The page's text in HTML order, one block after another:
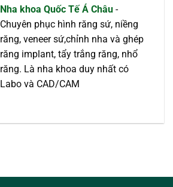
Nha khoa Quốc Tế Á Châu -
Chuyên phục hình răng sứ, niềng
răng, veneer sứ,chỉnh nha và ghép
răng implant, tẩy trắng răng, nhổ
răng. Là nha khoa duy nhất có
Labo và CAD/CAM